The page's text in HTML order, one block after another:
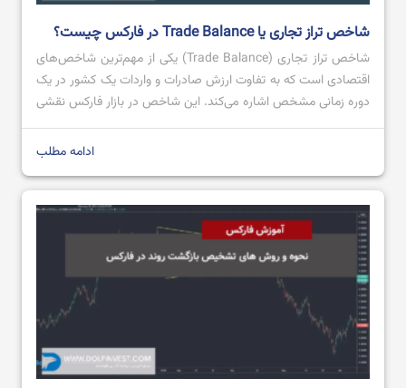
شاخص تراز تجاری یا Trade Balance در فارکس چیست؟
شاخص تراز تجاری (Trade Balance) یکی از مهم‌ترین شاخص‌های
اقتصادی است که به تفاوت ارزش صادرات و واردات یک کشور در یک
دوره زمانی مشخص اشاره می‌کند. این شاخص در بازار فارکس نقشی
کلیدی ایفا می‌کند، زیرا می‌تواند روی ارزش پول ملی یک کشور تاثیر
بگذارد. تراز تجاری مثبت، که به معنای صادرات بیشتر از […]ادامه مطلب